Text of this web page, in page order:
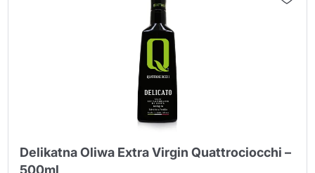
Delikatna Oliwa Extra Virgin Quattrociocchi –
500ml